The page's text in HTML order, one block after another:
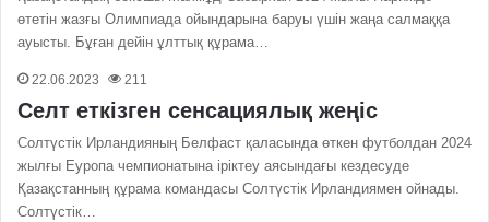
өтетін жазғы Олимпиада ойындарына баруы үшін жаңа салмаққа
ауысты. Бұған дейін ұлттық құрама…
22.06.2023 211
Селт еткізген сенсациялық жеңіс
Солтүстік Ирландияның Белфаст қаласында өткен футболдан 2024
жылғы Еуропа чемпионатына іріктеу аясындағы кездесуде
Қазақстанның құрама командасы Солтүстік Ирландиямен ойнады.
Солтүстік…